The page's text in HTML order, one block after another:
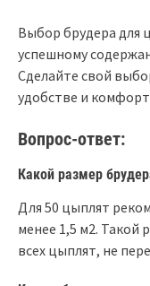
Выбор брудера для
успешному
Сделайте свой
удобстве и
Вопрос-ответ:
Какой размер
Для 50 цыплят
менее 1,5 м2. Такой
всех цыплят, не